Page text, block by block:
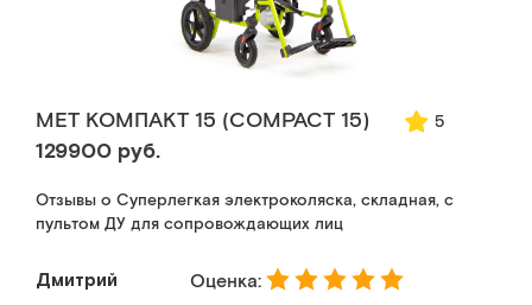
MET КОМПАКТ 15 (COMPACT 15) 5
129900 руб.
Отзывы о Суперлегкая электроколяска, складная, с
пультом ДУ для сопровождающих лиц
Дмитрий Оценка: